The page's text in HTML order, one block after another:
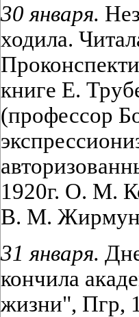
30 января.
ходила.
книге Е.
(профессор
1920г. О. М.
В. М.
31 января.
кончила
жизни", Пгр,